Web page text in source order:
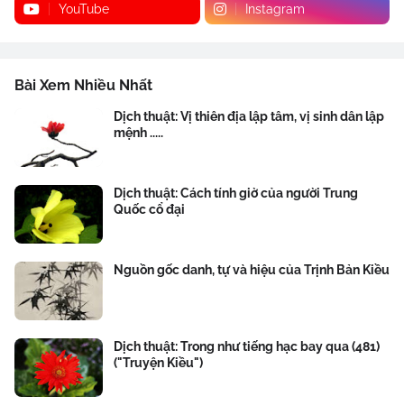
YouTube Instagram
Bài Xem Nhiều Nhất
Dịch thuật: Vị thiên địa lập tâm, vị sinh dân lập
mệnh .....
Dịch thuật: Cách tính giờ của người Trung
Quốc cổ đại
Nguồn gốc danh, tự và hiệu của Trịnh Bản Kiều
Dịch thuật: Trong như tiếng hạc bay qua (481)
("Truyện Kiều")